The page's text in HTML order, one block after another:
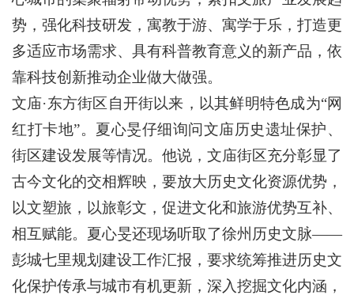
势，强化科技研发，寓教于游、寓学于乐，打造更
多适应市场需求、具有科普教育意义的新产品，依
靠科技创新推动企业做大做强。
文庙·东方街区自开街以来，以其鲜明特色成为“网
红打卡地”。夏心旻仔细询问文庙历史遗址保护、
街区建设发展等情况。他说，文庙街区充分彰显了
古今文化的交相辉映，要放大历史文化资源优势，
以文塑旅，以旅彰文，促进文化和旅游优势互补、
相互赋能。夏心旻还现场听取了徐州历史文脉——
彭城七里规划建设工作汇报，要求统筹推进历史文
化保护传承与城市有机更新，深入挖掘文化内涵，